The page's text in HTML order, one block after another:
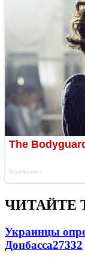
ЧИТАЙТЕ
Украинцы
Донбасса27332